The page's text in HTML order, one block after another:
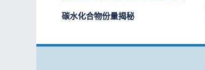
碳水化合物份量揭秘